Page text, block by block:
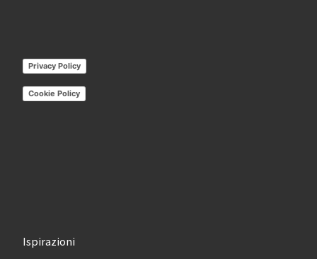
Privacy Policy
Cookie Policy
Ispirazioni